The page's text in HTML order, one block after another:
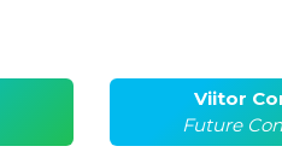
Viitor
Future